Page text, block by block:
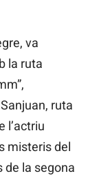
va
la ruta
ruta
l’actriu
misteris del
de la segona